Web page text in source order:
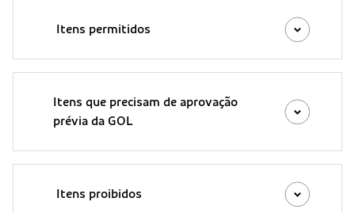
Itens permitidos
Itens que precisam de aprovação
prévia da GOL
Itens proibidos